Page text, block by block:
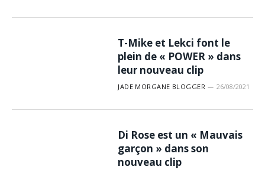
T-Mike et Lekci font le
plein de « POWER » dans
leur nouveau clip
JADE MORGANE BLOGGER 26/08/2021
Di Rose est un « Mauvais
garçon » dans son
nouveau clip